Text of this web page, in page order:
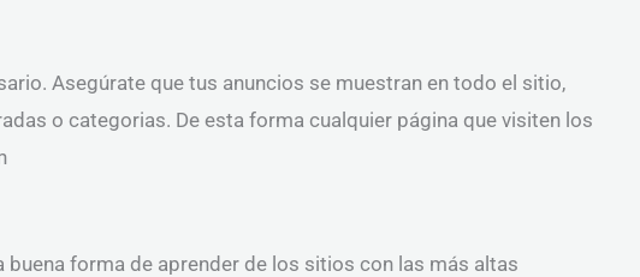
Asegúrate que tus anuncios se muestran en todo el sitio,
o categorias. De esta forma cualquier página que visiten los
forma de aprender de los sitios con las más altas